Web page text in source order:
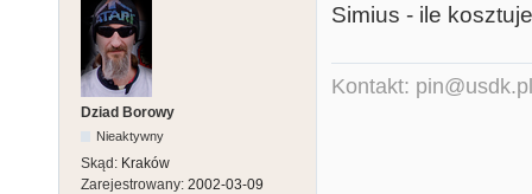
Dziad Borowy
Nieaktywny
Skąd: Kraków
Zarejestrowany: 2002-03-09
Simius - ile
Kontakt: pin@usdk.pl